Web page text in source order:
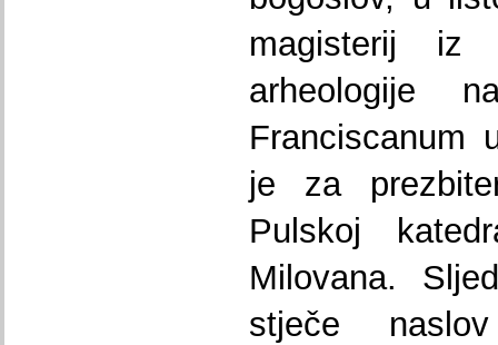
magisterij iz
arheologije
Franciscanum
je za
Pulskoj
Milovana.
stječe